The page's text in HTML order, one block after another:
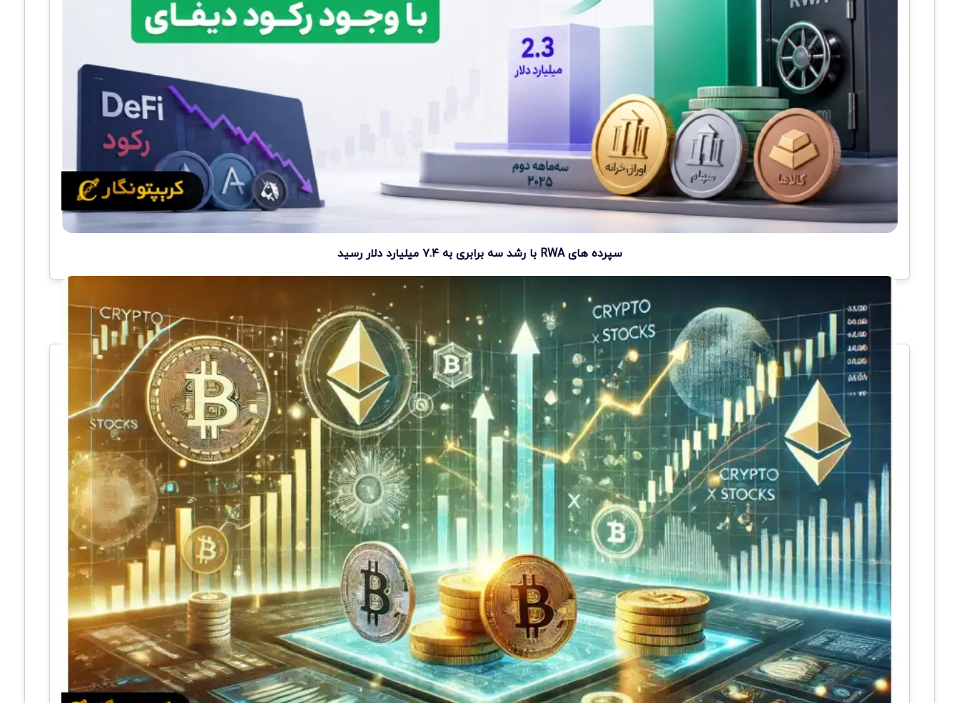
سپرده های RWA با رشد سه برابری به ۷.۴ میلیارد دلار رسید